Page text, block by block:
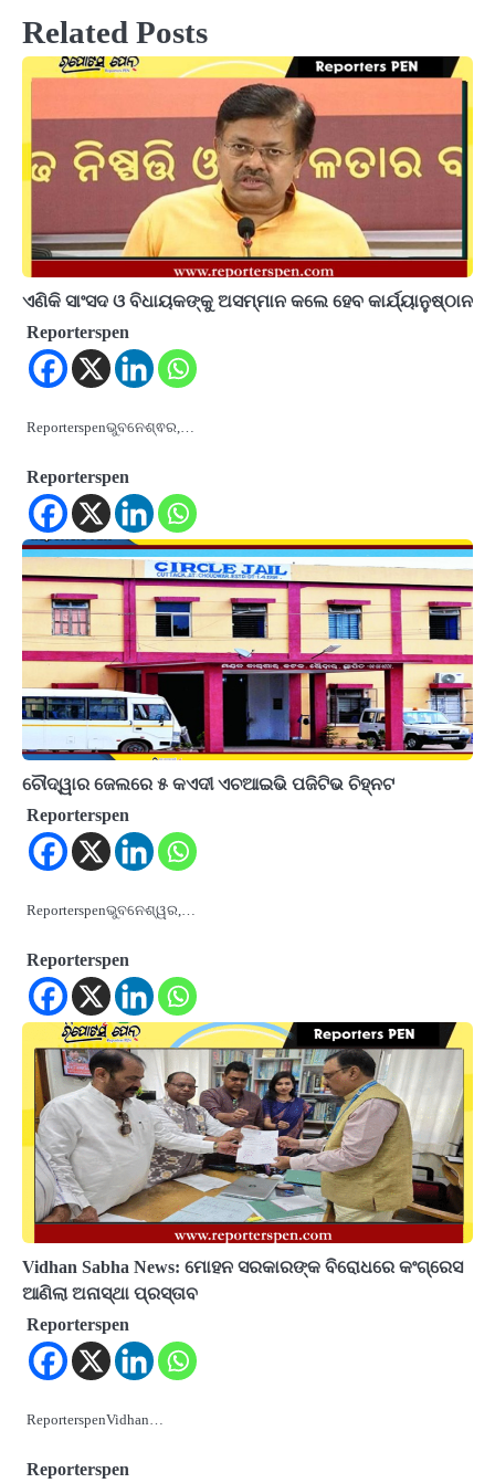
Related Posts
ଏଣିକି ସାଂସଦ ଓ ବିଧାୟକଙ୍କୁ ଅସମ୍ମାନ କଲେ ହେବ କାର୍ଯ୍ୟାନୁଷ୍ଠାନ
Reporterspen
Reporterspenଭୁବନେଶ୍ଵର,…
Reporterspen
ଚୌଦ୍ୱାର ଜେଲରେ ୫ କଏଦୀ ଏଚଆଇଭି ପଜିଟିଭ ଚିହ୍ନଟ
Reporterspen
Reporterspenଭୁବନେଶ୍ୱର,…
Reporterspen
Vidhan Sabha News: ମୋହନ ସରକାରଙ୍କ ବିରୋଧରେ କଂଗ୍ରେସ
ଆଣିଲା ଅନାସ୍ଥା ପ୍ରସ୍ତାବ
Reporterspen
ReporterspenVidhan…
Reporterspen